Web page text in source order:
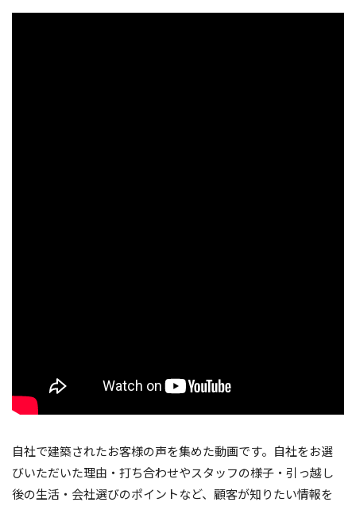
自社で建築されたお客様の声を集めた動画です。自社をお選
びいただいた理由・打ち合わせやスタッフの様子・引っ越し
後の生活・会社選びのポイントなど、顧客が知りたい情報を